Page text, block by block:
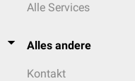
Alle Services
Alles andere
Kontakt